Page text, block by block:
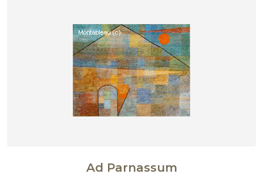
Ad Parnassum